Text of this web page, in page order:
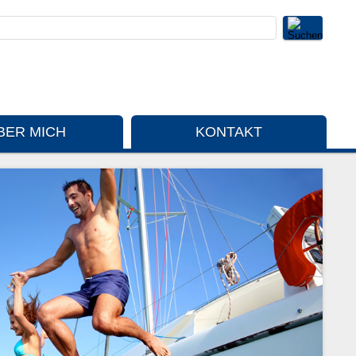
MICH KONTAKT